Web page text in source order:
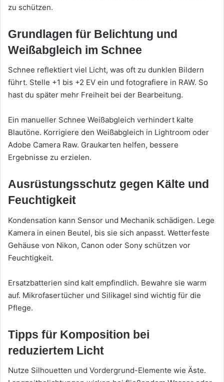
zu schützen.
Grundlagen für Belichtung und
Weißabgleich im Schnee
Schnee reflektiert viel Licht, was oft zu dunklen Bildern
führt. Stelle +1 bis +2 EV ein und fotografiere in RAW. So
hast du später mehr Freiheit bei der Bearbeitung.
Ein manueller Schnee Weißabgleich verhindert kalte
Blautöne. Korrigiere den Weißabgleich in Lightroom oder
Adobe Camera Raw. Graukarten helfen, bessere
Ergebnisse zu erzielen.
Ausrüstungsschutz gegen Kälte und
Feuchtigkeit
Kondensation kann Sensor und Mechanik schädigen. Lege
Kamera in einen Beutel, bis sie sich anpasst. Wetterfeste
Gehäuse von Nikon, Canon oder Sony schützen vor
Feuchtigkeit.
Ersatzbatterien sind kalt empfindlich. Bewahre sie warm
auf. Mikrofasertücher und Silikagel sind wichtig für die
Pflege.
Tipps für Komposition bei
reduziertem Licht
Nutze Silhouetten und Vordergrund-Elemente wie Äste.